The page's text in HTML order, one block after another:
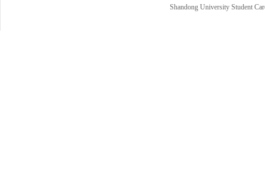
Shandong University Student